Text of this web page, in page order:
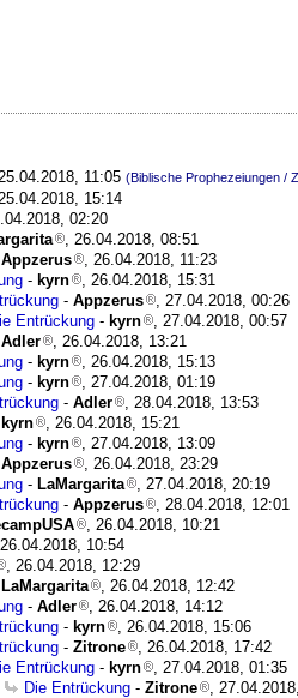
11:05 (Biblische Prophezeiungen /
15:14
02:20
, 26.04.2018, 08:51
Appzerus
, 26.04.2018, 11:23
- kyrn
, 26.04.2018, 15:31
- Appzerus
, 27.04.2018, 00:26
Entrückung - kyrn
, 27.04.2018, 00:57
Adler
, 26.04.2018, 13:21
- kyrn
, 26.04.2018, 15:13
- kyrn
, 27.04.2018, 01:19
- Adler
, 28.04.2018, 13:53
kyrn
, 26.04.2018, 15:21
- kyrn
, 27.04.2018, 13:09
Appzerus
, 26.04.2018, 23:29
- LaMargarita
, 27.04.2018, 20:19
- Appzerus
, 28.04.2018, 12:01
, 26.04.2018, 10:21
10:54
, 26.04.2018, 12:29
LaMargarita
, 26.04.2018, 12:42
- Adler
, 26.04.2018, 14:12
- kyrn
, 26.04.2018, 15:06
- Zitrone
, 26.04.2018, 17:42
Entrückung - kyrn
, 27.04.2018, 01:35
Die Entrückung - Zitrone
,